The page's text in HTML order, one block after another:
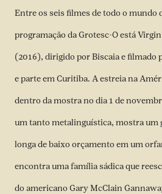
Entre os seis filmes de todo o mundo
programação da Grotesc-O está
(2016), dirigido por Biscaia e filmado
e parte em Curitiba. A estreia na
dentro da mostra no dia 1 de
um tanto metalinguística, mostra um
longa de baixo orçamento em um
encontra uma família sádica que
do americano Gary McClain